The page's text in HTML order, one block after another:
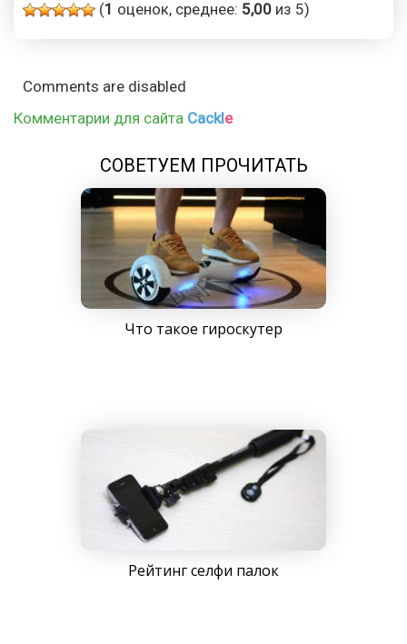
(1 оценок, среднее: 5,00 из 5)
Comments are disabled
Комментарии для сайта Cackle
СОВЕТУЕМ ПРОЧИТАТЬ
Что такое гироскутер
Рейтинг селфи палок